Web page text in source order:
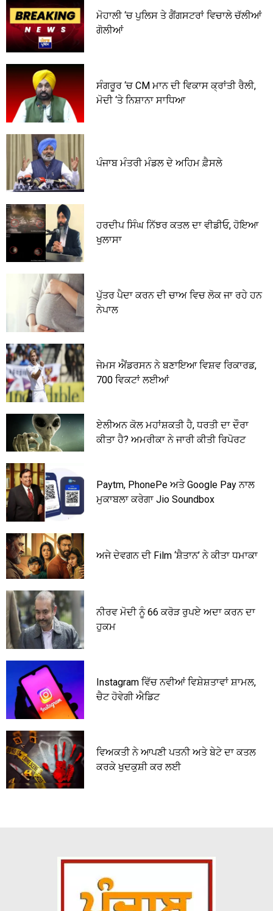
ਮੋਹਾਲੀ ‘ਚ ਪੁਲਿਸ ਤੇ ਗੈਂਗਸਟਰਾਂ ਵਿਚਾਲੇ ਚੱਲੀਆਂ
ਗੋਲੀਆਂ
ਸੰਗਰੂਰ ‘ਚ CM ਮਾਨ ਦੀ ਵਿਕਾਸ ਕ੍ਰਾਂਤੀ ਰੈਲੀ,
ਮੋਦੀ ‘ਤੇ ਨਿਸ਼ਾਨਾ ਸਾਧਿਆ
ਪੰਜਾਬ ਮੰਤਰੀ ਮੰਡਲ ਦੇ ਅਹਿਮ ਫ਼ੈਸਲੇ
ਹਰਦੀਪ ਸਿੰਘ ਨਿੱਝਰ ਕਤਲ ਦਾ ਵੀਡੀਓ, ਹੋਇਆ
ਖੁਲਾਸਾ
ਪੁੱਤਰ ਪੈਦਾ ਕਰਨ ਦੀ ਚਾਅ ਵਿਚ ਲੋਕ ਜਾ ਰਹੇ ਹਨ
ਨੇਪਾਲ
ਜੇਮਸ ਐਂਡਰਸਨ ਨੇ ਬਣਾਇਆ ਵਿਸ਼ਵ ਰਿਕਾਰਡ,
700 ਵਿਕਟਾਂ ਲਈਆਂ
ਏਲੀਅਨ ਕੋਲ ਮਹਾਂਸ਼ਕਤੀ ਹੈ, ਧਰਤੀ ਦਾ ਦੌਰਾ
ਕੀਤਾ ਹੈ? ਅਮਰੀਕਾ ਨੇ ਜਾਰੀ ਕੀਤੀ ਰਿਪੋਰਟ
Paytm, PhonePe ਅਤੇ Google Pay ਨਾਲ
ਮੁਕਾਬਲਾ ਕਰੇਗਾ Jio Soundbox
ਅਜੇ ਦੇਵਗਨ ਦੀ Film ‘ਸ਼ੈਤਾਨ’ ਨੇ ਕੀਤਾ ਧਮਾਕਾ
ਨੀਰਵ ਮੋਦੀ ਨੂੰ 66 ਕਰੋੜ ਰੁਪਏ ਅਦਾ ਕਰਨ ਦਾ
ਹੁਕਮ
Instagram ਵਿੱਚ ਨਵੀਆਂ ਵਿਸ਼ੇਸ਼ਤਾਵਾਂ ਸ਼ਾਮਲ,
ਚੈਟ ਹੋਵੇਗੀ ਐਡਿਟ
ਵਿਅਕਤੀ ਨੇ ਆਪਣੀ ਪਤਨੀ ਅਤੇ ਬੇਟੇ ਦਾ ਕਤਲ
ਕਰਕੇ ਖੁਦਕੁਸ਼ੀ ਕਰ ਲਈ